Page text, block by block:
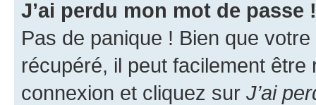
J’ai perdu mon mot de passe !
Pas de panique ! Bien que
récupéré, il peut facilement
connexion et cliquez sur J’ai